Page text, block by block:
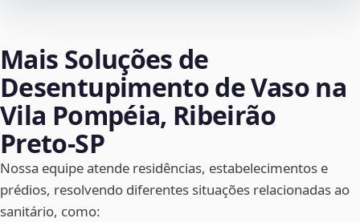
Mais Soluções de
Desentupimento de Vaso na
Vila Pompéia, Ribeirão
Preto‑SP
Nossa equipe atende residências, estabelecimentos e
prédios, resolvendo diferentes situações relacionadas ao
sanitário, como: